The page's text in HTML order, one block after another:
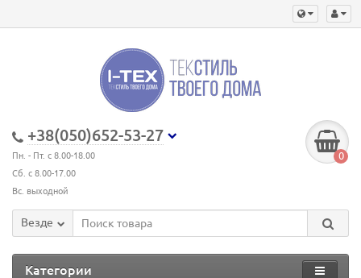
+38(050)652-53-27
Пн. - Пт. с 8.00-18.00
Сб. с 8.00-17.00
Вс. выходной
0
Везде
Категории